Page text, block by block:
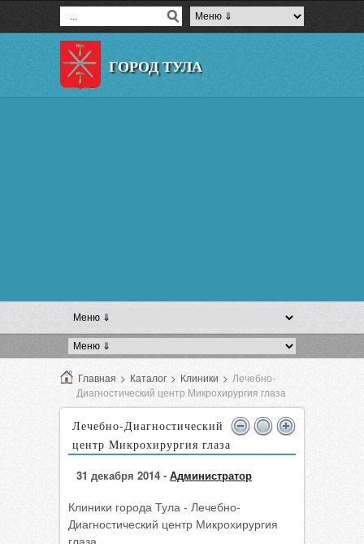
ГОРОД ТУЛА
Главная > Каталог > Клиники > Лечебно-
Диагностический центр Микрохирургия глаза
Лечебно-Диагностический
центр Микрохирургия глаза
31 декабря 2014 - Администратор
Клиники города Тула - Лечебно-
Диагностический центр Микрохирургия
глаза.